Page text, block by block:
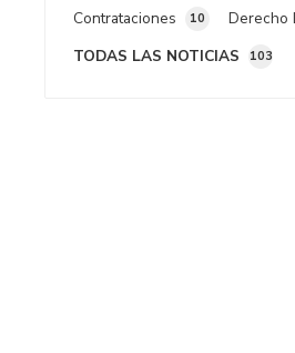
TODAS LAS NOTICIAS 103
Contrataciones 10 Derecho